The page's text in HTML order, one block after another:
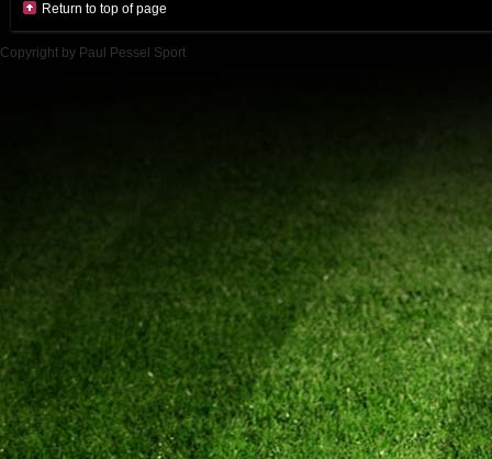
Return to top of page
Copyright by Paul Pessel Sport